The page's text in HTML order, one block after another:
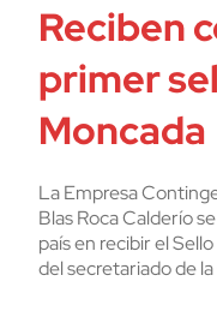
Reciben
primer
Moncada
La Empresa
Blas Roca Calderío
país en recibir el
del secretariado de